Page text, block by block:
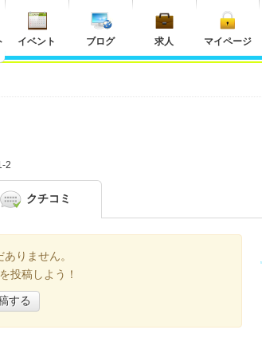
イベント ブログ 求人 マイページ
2
クチコミ
りません。
投稿しよう！
する